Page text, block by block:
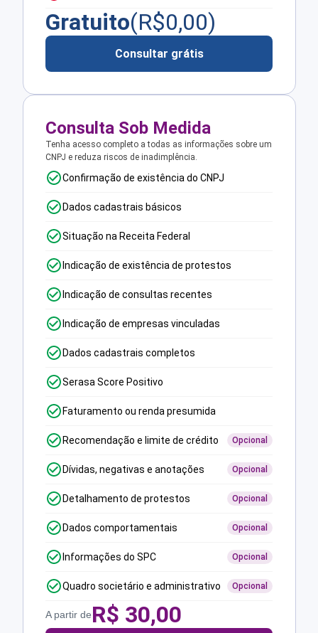
Gratuito(R$0,00)
Consultar grátis
Consulta Sob Medida
Tenha acesso completo a todas as informações sobre um
CNPJ e reduza riscos de inadimplência.
Confirmação de existência do CNPJ
Dados cadastrais básicos
Situação na Receita Federal
Indicação de existência de protestos
Indicação de consultas recentes
Indicação de empresas vinculadas
Dados cadastrais completos
Serasa Score Positivo
Faturamento ou renda presumida
Recomendação e limite de crédito Opcional
Dívidas, negativas e anotações Opcional
Detalhamento de protestos Opcional
Dados comportamentais Opcional
Informações do SPC Opcional
Quadro societário e administrativo Opcional
A partir deR$ 30,00